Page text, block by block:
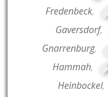
Fredenbeck,
Gaversdorf,
Gnarrenburg,
Hammah,
Heinbockel,